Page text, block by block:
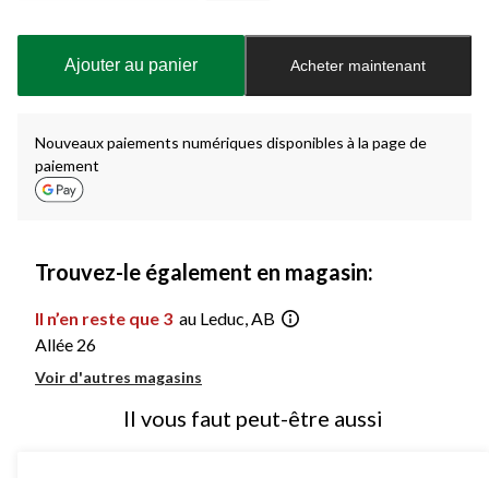
à
Ajouter au panier Acheter maintenant
Nouveaux paiements numériques disponibles à la page de
paiement
Trouvez-le également en magasin:
Il n’en reste que 3 au Leduc, AB
Allée 26
Voir d'autres magasins
Il vous faut peut-être aussi